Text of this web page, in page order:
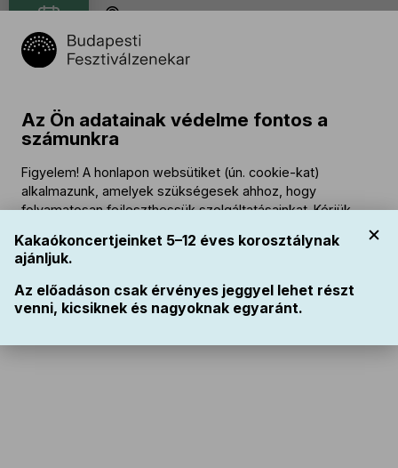
Naptáramhoz adom További időpontok
2026. november 28. 16:30
2026. december 12. 14:30
2026. december 12. 16:30
2027. január 30. 14:30
2027. január 30. 16:30
2027. április 18. 14:30
2027. április 18. 16:30
Elfogyott
Az Ön adatainak védelme fontos a
számunkra
Figyelem! A honlapon websütiket (ún. cookie-kat)
alkalmazunk, amelyek szükségesek ahhoz, hogy
folyamatosan fejleszthessük szolgáltatásainkat. Kérjük,
Websüti tájékoztatójából!
szükségesek a honlap működéséhez. Ezeket ön nem
tudja kiiktatni, viszont a honlapon történt látogatása után
Kakaókoncertjeinket 5–12 éves korosztálynak
ajánljuk.
Az előadáson csak érvényes jeggyel lehet részt
venni, kicsiknek és nagyoknak egyaránt.